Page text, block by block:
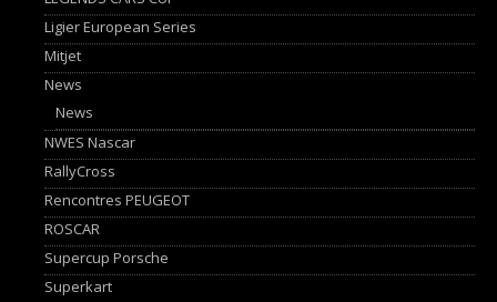
Ligier European Series
Mitjet
News
News
NWES Nascar
RallyCross
Rencontres PEUGEOT
ROSCAR
Supercup Porsche
Superkart